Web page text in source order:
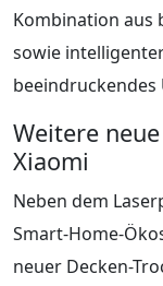
Kombination aus
sowie
Weitere
Xiaomi
Neben dem
Smart-Home-
neuer Decken-